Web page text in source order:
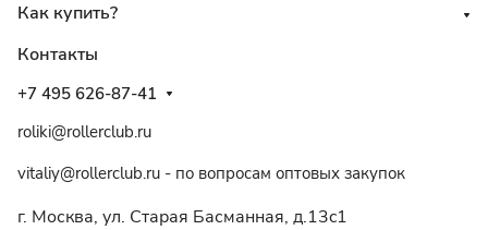
Как купить?
Контакты
+7 495 626-87-41
roliki@rollerclub.ru
vitaliy@rollerclub.ru - по вопросам оптовых закупок
г. Москва, ул. Старая Басманная, д.13c1